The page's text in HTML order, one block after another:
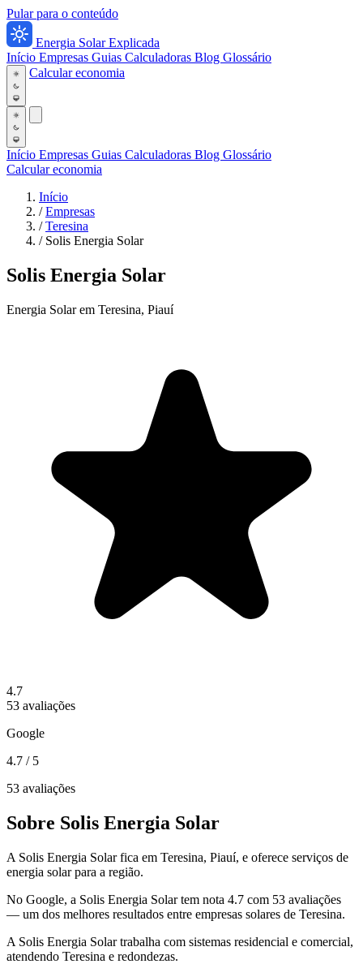
Pular para o conteúdo
Energia Solar Explicada
Início Empresas Guias Calculadoras Blog Glossário
Calcular economia
Início Empresas Guias Calculadoras Blog Glossário
Calcular economia
Início
/ Empresas
/ Teresina
/ Solis Energia Solar
Solis Energia Solar
Energia Solar em Teresina, Piauí
4.7
53 avaliações
Google
4.7 / 5
53 avaliações
Sobre Solis Energia Solar
A Solis Energia Solar fica em Teresina, Piauí, e oferece serviços de
energia solar para a região.
No Google, a Solis Energia Solar tem nota 4.7 com 53 avaliações
— um dos melhores resultados entre empresas solares de Teresina.
A Solis Energia Solar trabalha com sistemas residencial e comercial,
atendendo Teresina e redondezas.